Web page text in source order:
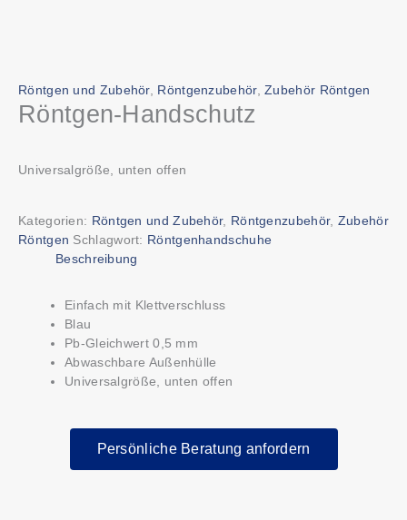
Röntgen und Zubehör, Röntgenzubehör,Zubehör Röntgen
Röntgen-Handschutz
Universalgröße, unten offen
Kategorien: Röntgen und Zubehör, Röntgenzubehör, Zubehör
Röntgen Schlagwort: Röntgenhandschuhe
Beschreibung
Einfach mit Klettverschluss
Blau
Pb-Gleichwert 0,5 mm
Abwaschbare Außenhülle
Universalgröße, unten offen
Persönliche Beratung anfordern